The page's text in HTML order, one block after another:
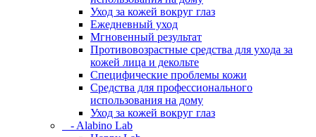
Уход за кожей вокруг глаз
Ежедневный уход
Мгновенный результат
Противовозрастные средства для ухода за
кожей лица и декольте
Специфические проблемы кожи
Средства для профессионального
использования на дому
Уход за кожей вокруг глаз
- Alabino Lab